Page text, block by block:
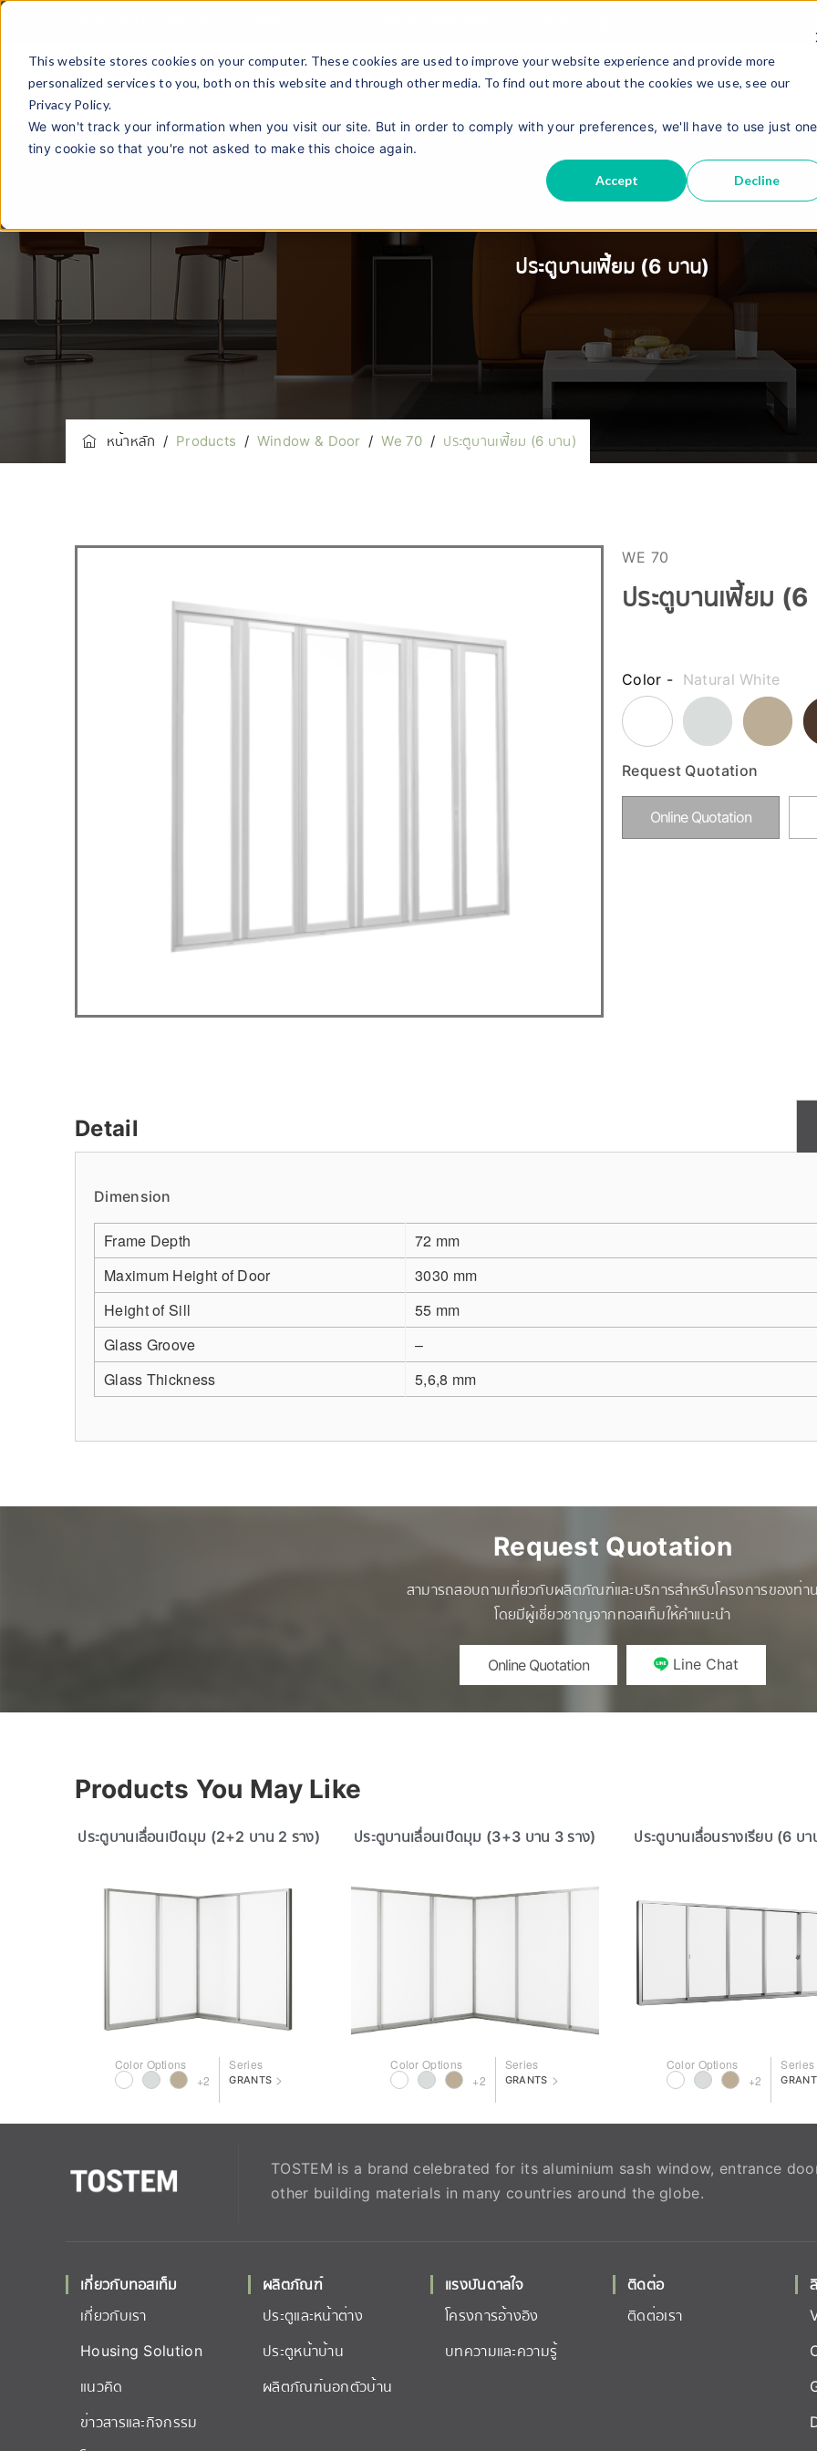
This website stores cookies on your computer. These cookies are used to improve your website experience and provide more
personalized services to you, both on this website and through other media. To find out more about the cookies we use, see our
Privacy Policy.
We won't track your information when you visit our site. But in order to comply with your preferences, we'll have to use just one
tiny cookie so that you're not asked to make this choice again.
Accept Decline
เกี่ยวกับเรา ผลิตภัณฑ์ แคตตาล็
ประตูบานเฟี้ยม (6 บาน)
หน้าหลัก / Products / Window & Door /We 70 / ประตูบานเฟี้ยม (6 บาน)
WE 70
ประตูบานเฟี้ยม
Color - Natural White
Request Quotation
Online Quotation
Detail
Dimension
Frame Depth
72 mm
Maximum Height of Door
3030 mm
Height of Sill
55 mm
Glass Groove
–
Glass Thickness
5,6,8 mm
Request Quotation
สามารถสอบถามเกี่ยวกับผลิตภัณฑ์และบริการสำหรับโครงการของท่า
โดยมีผู้เชี่ยวชาญจากทอสเท็มให้คำแนะนำ
Online Quotation Line Chat
Products You May Like
ประตูบานเลื่อนเปิดมุม (2+2 บาน 2 ราง)
Color Options
+2
Series
GRANTS >
ประตูบานเลื่อนเปิดมุม (3+3 บาน 3 ราง)
Color Options
+2
Series
GRANTS >
ประตูบานเลื่อนรางเรียบ (6 บ
Color Options
+2
Series
TOSTEM is a brand celebrated for its aluminium sash window, entrance
other building materials in many countries around the globe.
เกี่ยวกับทอสเท็ม
เกี่ยวกับเรา
Housing Solution
แนวคิด
ข่าวสารและกิจกรรม
ผลิตภัณฑ์
ประตูและหน้าต่าง
ประตูหน้าบ้าน
ผลิตภัณฑ์นอกตัวบ้าน
แรงบันดาลใจ
โครงการอ้างอิง
บทความและความรู้
ติดต่อ
ติดต่อเรา